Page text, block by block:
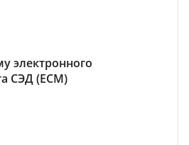
электронного
СЭД (ECM)